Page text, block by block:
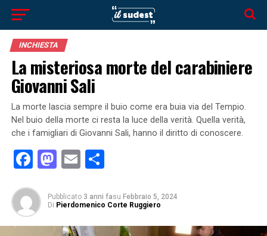
INCHIESTA
La misteriosa morte del carabiniere
Giovanni Sali
La morte lascia sempre il buio come era buia via del Tempio.
Nel buio della morte ci resta la luce della verità. Quella verità,
che i famigliari di Giovanni Sali, hanno il diritto di conoscere.
Facebook
Mastodon
EmailCondividi
Pubblicato 3 anni fasu Febbraio 5, 2024
Di Pierdomenico Corte Ruggiero